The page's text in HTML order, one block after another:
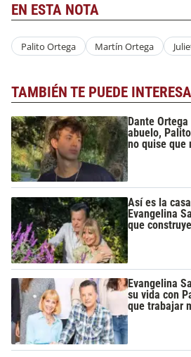
EN ESTA NOTA
Palito Ortega Martín Ortega
TAMBIÉN TE PUEDE
Dante
abuelo,
no quise que
Así es la
Evangelina
que
Evangelina
su vida con
que trabajar